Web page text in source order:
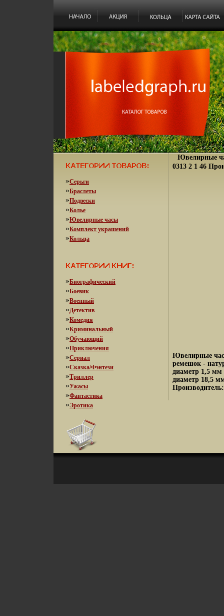
»Серьги
»Браслеты
»Подвески
»Колье
»Ювелирные часы
»Комплект украшений
»Кольца
»Биографический
»Боевик
»Военный
»Детектив
»Комедия
»Криминальный
»Обучающий
»Приключения
»Сериал
»Сказка/Фэнтези
»Триллер
»Ужасы
»Фантастика
»Эротика
Ювелирные
0313 2 1 46
Ювелирные
ремешок -
диаметр 1,5
диаметр 18,5